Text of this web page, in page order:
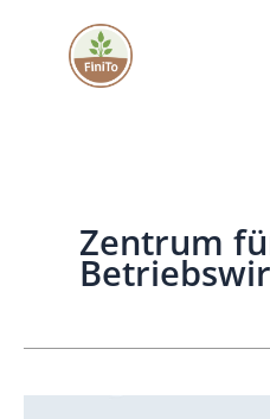
springen
Zentrum